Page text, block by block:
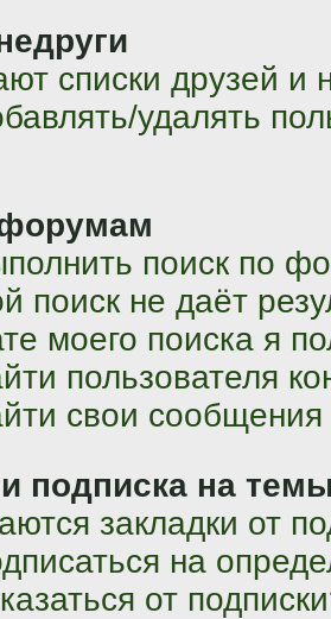
списки друзей и
удалять
поиск по
поиск не даёт
моего поиска я
пользователя
свои
подписка на
закладки от
на
от